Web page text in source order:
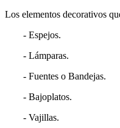
Los elementos decorativos
- Espejos.
- Lámparas.
- Fuentes o Bandejas.
- Bajoplatos.
- Vajillas.